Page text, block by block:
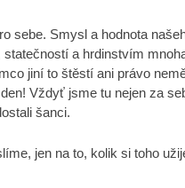
sebe. Smysl a hodnota
a hrdinstvím
jiní to štěstí ani právo
Vždyť jsme tu nejen za
šanci.
jen na to, kolik si toho